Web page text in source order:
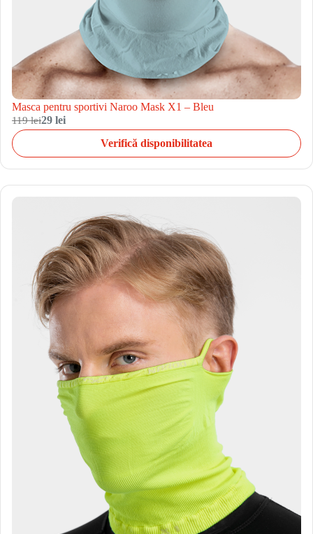
Masca pentru sportivi Naroo Mask X1 – Bleu
119 lei29 lei
Verifică disponibilitatea